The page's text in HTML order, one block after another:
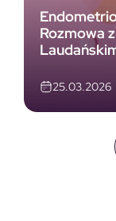
Rozmowa
25.03.2026